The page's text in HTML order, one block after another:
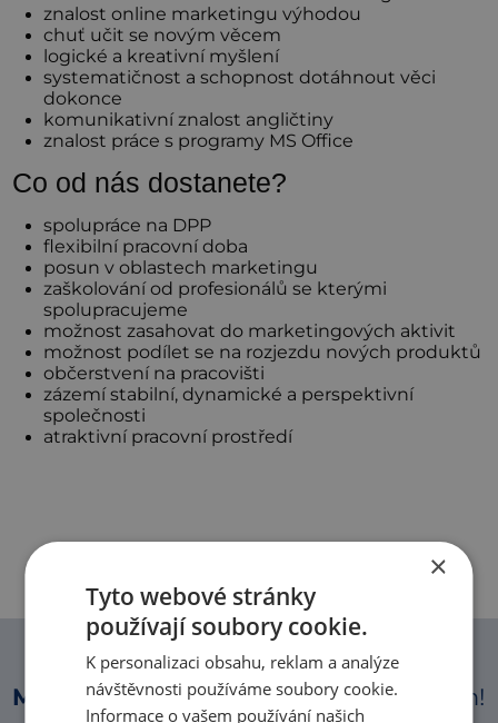
znalost online marketingu výhodou
chuť učit se novým věcem
logické a kreativní myšlení
systematičnost a schopnost dotáhnout věci
dokonce
komunikativní znalost angličtiny
znalost práce s programy MS Office
Co od nás dostanete?
spolupráce na DPP
flexibilní pracovní doba
posun v oblastech marketingu
zaškolování od profesionálů se kterými
spolupracujeme
možnost zasahovat do marketingových aktivit
možnost podílet se na rozjezdu nových produktů
občerstvení na pracovišti
zázemí stabilní, dynamické a perspektivní
společnosti
atraktivní pracovní prostředí
Máte zájem o tuto pozici?Napište nám!
×
Tyto webové stránky
používají soubory cookie.
K personalizaci obsahu, reklam a analýze
návštěvnosti používáme soubory cookie.
Informace o vašem používání našich